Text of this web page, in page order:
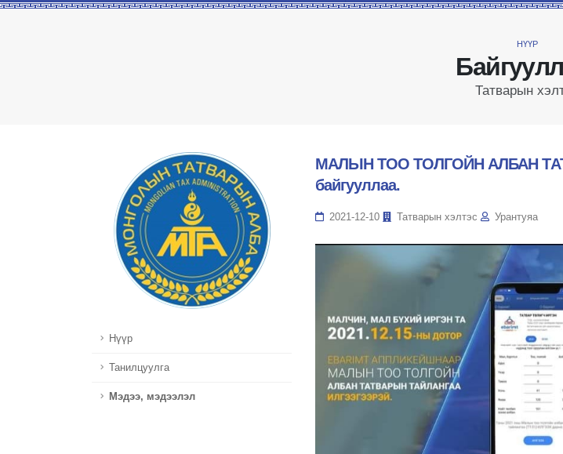
Татварын
НҮҮР
Нүүр
Танилцуулга
Мэдээ, мэдээлэл
МАЛЫН ТОО ТОЛГОЙН АЛБАН
байгууллаа.
2021-12-10 Татварын хэлтэс Урантуяа